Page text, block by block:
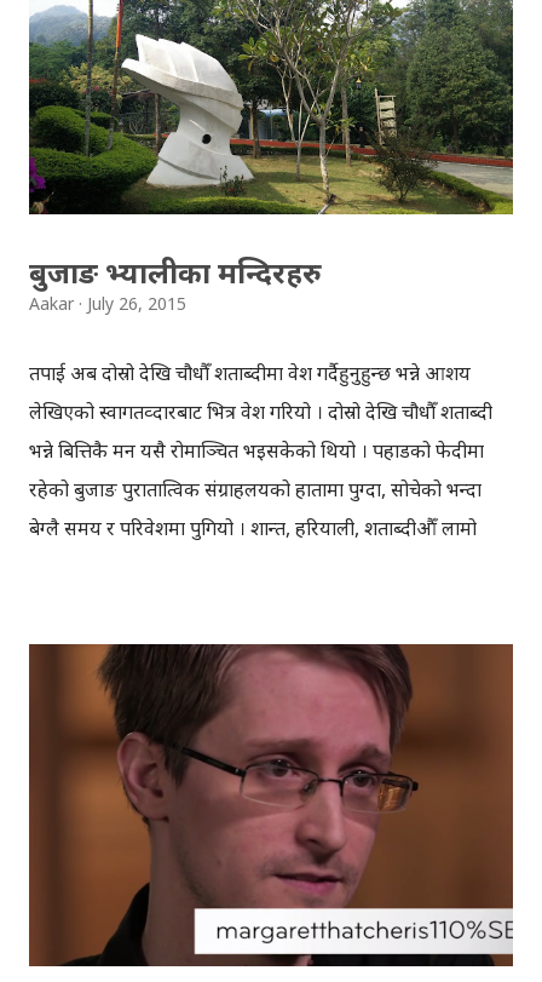
बुजाङ भ्यालीका मन्दिरहरु
Aakar July 26, 2015
तपाई अब दोस्रो देखि चौधौँ शताब्दीमा प्रवेश गर्दैहुनुहुन्छ भन्ने आशय
लेखिएको स्वागतव्दारबाट भित्र प्रवेश गरियो । दोस्रो देखि चौधौँ शताब्दी
भन्ने बित्तिकै मन यसै रोमाञ्चित भइसकेको थियो । पहाडको फेदीमा
रहेको बुजाङ पुरातात्विक संग्राहलयको हातामा पुग्दा, सोचेको भन्दा
बेग्लै समय र परिवेशमा पुगियो । शान्त, हरियाली, शताब्दीऔँ लामो
अनौठो किसिमको तरङ्ग छाडिरहेको थियो। मलेसियामा एक हप्ते लामो
बसाइका क्रममा, जुनको अन्तिम साता बुजाङ भ्यालीमा रहेको
पुरातात्विक संग्राहलय गइएको थियो । कम्बोडिया, थाइल्यान्ड लगायत
देशमा पुराना हिन्दू मन्दिरहरु छन् भन्ने सुनेको थिँए, तर मलेसिया मुस्लिम
देश भएका कारण मैले यस किसिमको संग्राहलयको आशा राखेको
थिँइन । मैले हिन्दुहरुको बारेमा बखान गर्न खोजेको होइन, तर हिन्दु
धर्मको प्रवाह धेरै पहिले देखि नै रहेको थाहा पाउँदा छक्क परियो, अनि
छाती पनि ढक्क फूल्यो । दोस्रो शताब्दी देखि चौधौँ शताब्दीको बिचमा
बनेका मन्दिरहरुका भग्नावशेष, त्यस समयमा प्रयोग ह...